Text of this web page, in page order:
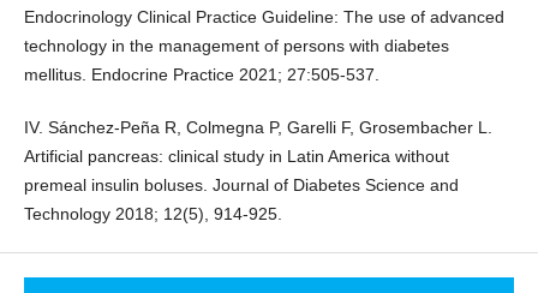
Endocrinology Clinical Practice Guideline: The use of advanced
technology in the management of persons with diabetes
mellitus. Endocrine Practice 2021; 27:505-537.
IV. Sánchez-Peña R, Colmegna P, Garelli F, Grosembacher L.
Artificial pancreas: clinical study in Latin America without
premeal insulin boluses. Journal of Diabetes Science and
Technology 2018; 12(5), 914-925.